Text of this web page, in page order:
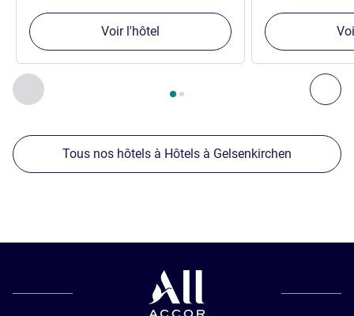
Précédent - Nos autres établissements à proximité
Page , Nos autres établissements à proximité 1 :,
Voir l'hôtel
Tous nos hôtels à Hôtels à Gelsenkirchen